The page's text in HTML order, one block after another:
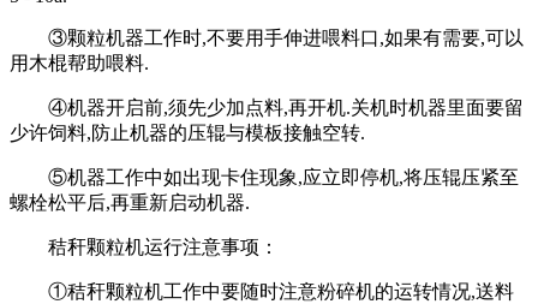
③颗粒机器工作时,不要用手伸进喂料口,如果有需要,可以
用木棍帮助喂料.
④机器开启前,须先少加点料,再开机.关机时机器里面要留
少许饲料,防止机器的压辊与模板接触空转.
⑤机器工作中如出现卡住现象,应立即停机,将压辊压紧至
螺栓松平后,再重新启动机器.
秸秆颗粒机运行注意事项：
①秸秆颗粒机工作中要随时注意粉碎机的运转情况,送料